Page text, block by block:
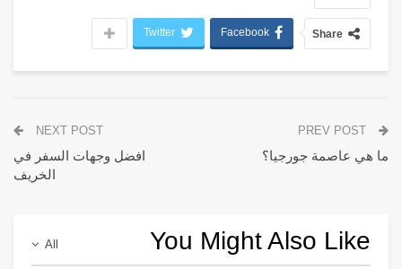
Share
Facebook
Twitter
ما هي عاصمة جورجيا؟
NEXT POST
افضل وجهات السفر في
الخريف
All You Might Also Like